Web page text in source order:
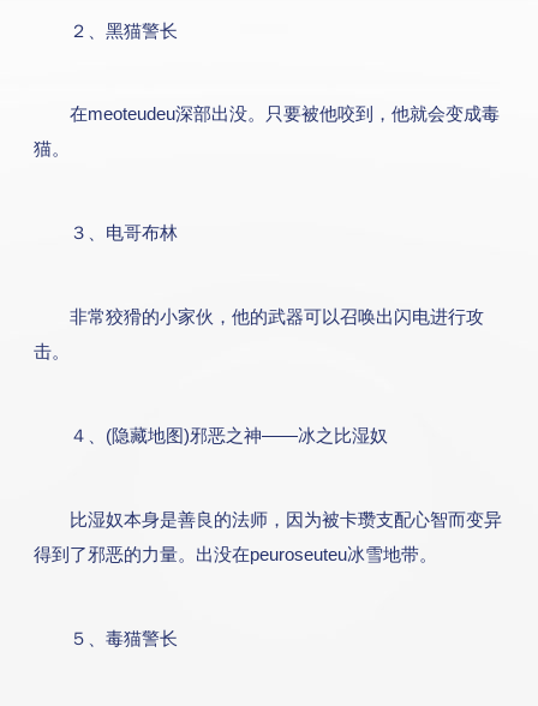
２、黑猫警长
在meoteudeu深部出没。只要被他咬到，他就会变成毒
猫。
３、电哥布林
非常狡猾的小家伙，他的武器可以召唤出闪电进行攻
击。
４、(隐藏地图)邪恶之神——冰之比湿奴
比湿奴本身是善良的法师，因为被卡瓒支配心智而变异
得到了邪恶的力量。出没在peuroseuteu冰雪地带。
５、毒猫警长